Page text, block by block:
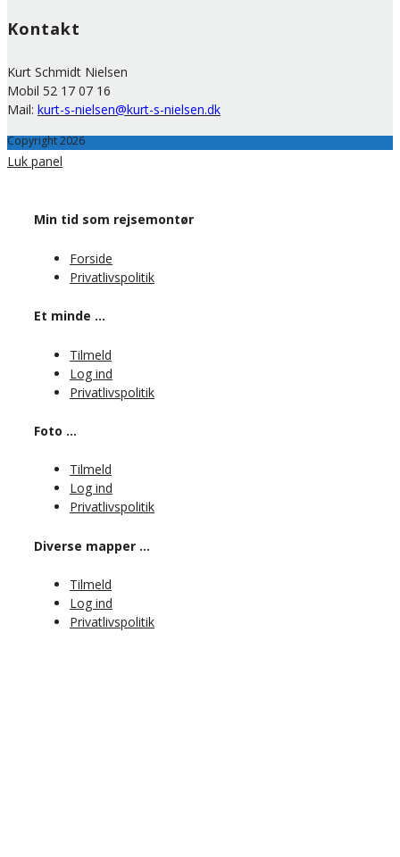
Kontakt
Kurt Schmidt Nielsen
Mobil 52 17 07 16
Mail: kurt-s-nielsen@kurt-s-nielsen.dk
Copyright 2026
Luk panel
Min tid som rejsemontør
Forside
Privatlivspolitik
Et minde …
Tilmeld
Log ind
Privatlivspolitik
Foto …
Tilmeld
Log ind
Privatlivspolitik
Diverse mapper …
Tilmeld
Log ind
Privatlivspolitik